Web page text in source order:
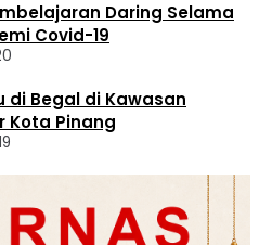
Daring Selama
Covid-19
di Begal di Kawasan
Kota Pinang